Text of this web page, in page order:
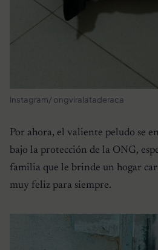
Instagram/ ongviralataderaca
Por ahora, el valiente peludo se
bajo la protección de la ONG,
familia que le brinde un hogar
muy feliz para siempre.